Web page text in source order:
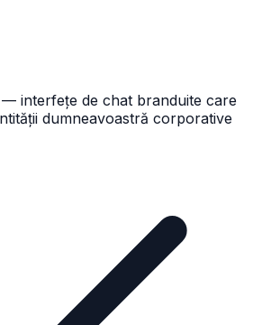
interfețe de chat branduite care
dumneavoastră corporative